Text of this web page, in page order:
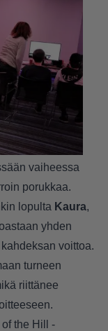
vaiheessa
porukkaa.
lopulta Kaura,
yhden
voittoa.
turneen
riittänee
the Hill -